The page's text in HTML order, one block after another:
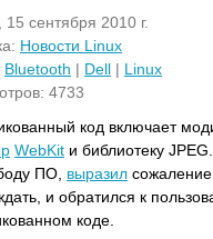
сентября 2010 г.
Новости Linux
Bluetooth | Dell | Linux
4733
код включает
WebKit и библиотеку
ПО, выразил
и обратился к
коде.